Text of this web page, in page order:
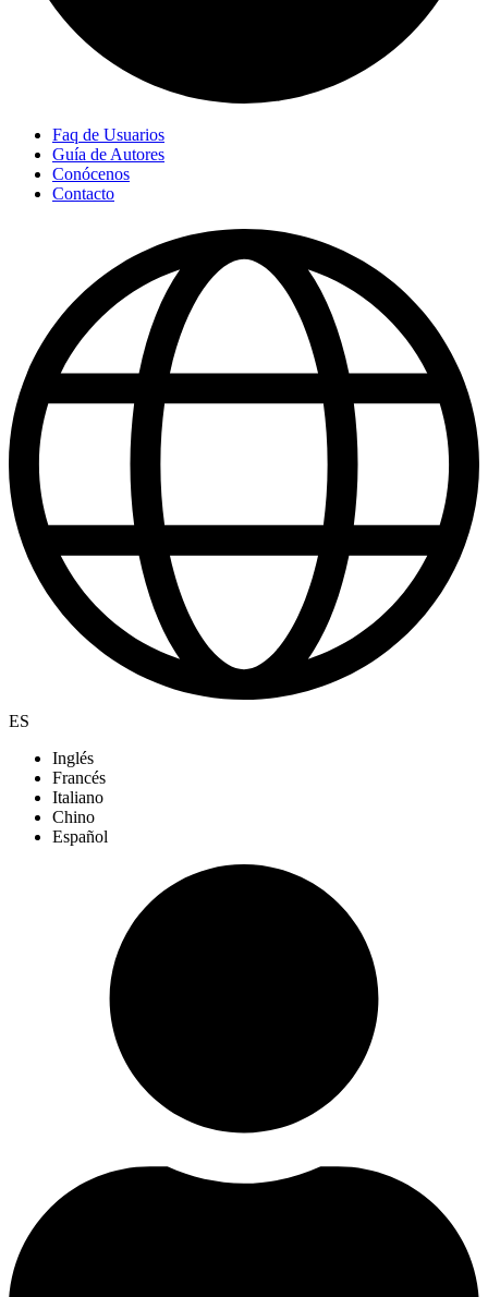
Faq de Usuarios
Guía de Autores
Conócenos
Contacto
ES
Inglés
Francés
Italiano
Chino
Español